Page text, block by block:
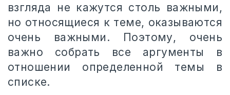
взгляда не кажутся столь важными,
но относящиеся к теме, оказываются
очень важными. Поэтому, очень
важно собрать все аргументы в
отношении определенной темы в
списке.